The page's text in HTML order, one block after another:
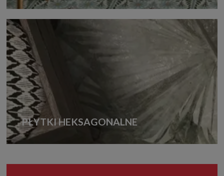
PŁYTKI HEKSAGONALNE